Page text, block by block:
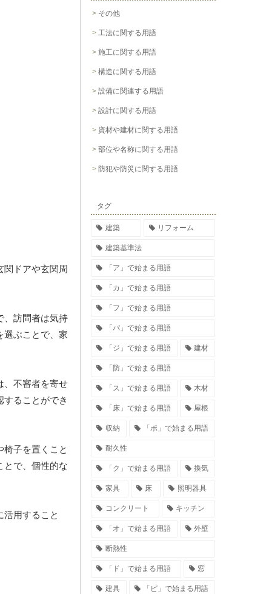
関ドアや玄関周
、訪問者は気持
選ぶことで、家
、不審者を寄せ
ることができ
子を置くこと
とで、個性的な
用すること
その他
工法に関する用語
施工に関する用語
構造に関する用語
設備に関連する用語
設計に関する用語
資材や建材に関する用語
部位や名称に関する用語
防犯や防災に関する用語
タグ
建築 リフォーム
建築基準法
「ア」で始まる用語
「カ」で始まる用語
「フ」で始まる用語
「パ」で始まる用語
「ジ」で始まる用語 建材
「防」で始まる用語
「ス」で始まる用語 木材
「床」で始まる用語 屋根
収納 「ポ」で始まる用語
耐久性
「ク」で始まる用語 換気
家具 床 照明器具
コンクリート キッチン
「オ」で始まる用語 外壁
断熱性
「ド」で始まる用語 窓
建具 「ピ」で始まる用語